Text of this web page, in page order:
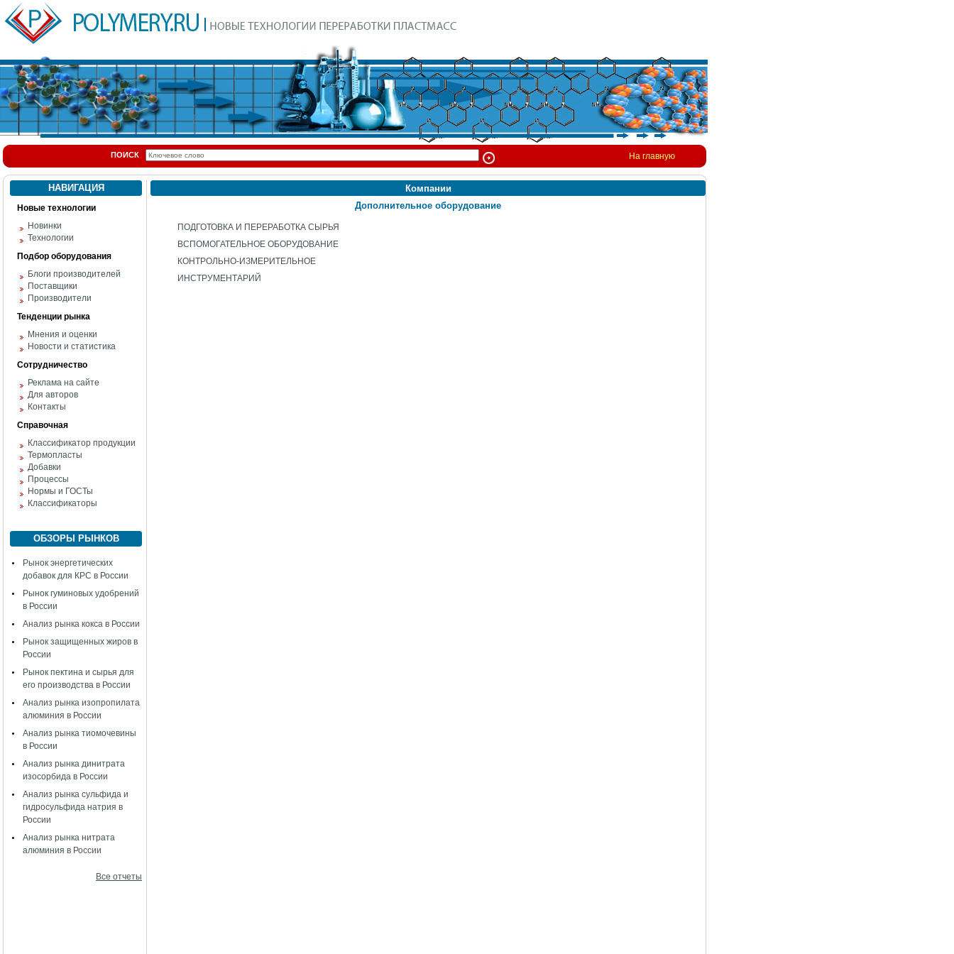
ПОИСК На главную
НАВИГАЦИЯ
Новые технологии
Новинки
Технологии
Подбор оборудования
Блоги производителей
Поставщики
Производители
Тенденции рынка
Мнения и оценки
Новости и статистика
Сотрудничество
Реклама на сайте
Для авторов
Контакты
Справочная
Классификатор продукции
Термопласты
Добавки
Процессы
Нормы и ГОСТы
Классификаторы
ОБЗОРЫ РЫНКОВ
Рынок энергетических
добавок для КРС в России
Рынок гуминовых удобрений
в России
Анализ рынка кокса в России
Рынок защищенных жиров в
России
Рынок пектина и сырья для
его производства в России
Анализ рынка изопропилата
алюминия в России
Анализ рынка тиомочевины
в России
Анализ рынка динитрата
изосорбида в России
Анализ рынка сульфида и
гидросульфида натрия в
России
Анализ рынка нитрата
алюминия в России
Все отчеты
Компании
Дополнительное оборудование
ПОДГОТОВКА И ПЕРЕРАБОТКА СЫРЬЯ
ВСПОМОГАТЕЛЬНОЕ ОБОРУДОВАНИЕ
КОНТРОЛЬНО-ИЗМЕРИТЕЛЬНОЕ
ИНСТРУМЕНТАРИЙ